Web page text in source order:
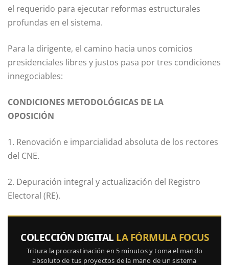
el requerido para ejecutar reformas estructurales
profundas en el sistema.
Para la dirigente, el camino hacia unos comicios
presidenciales libres y justos pasa por tres condiciones
innegociables:
CONDICIONES METODOLÓGICAS DE LA
OPOSICIÓN
1. Renovación e imparcialidad absoluta de los rectores
del CNE.
2. Depuración integral y actualización del Registro
Electoral (RE).
COLECCIÓN DIGITAL LA FÓRMULA FOCUS
Tritura la procrastinación en 5 minutos y toma el mando
absoluto de tus proyectos de la mano de un sistema